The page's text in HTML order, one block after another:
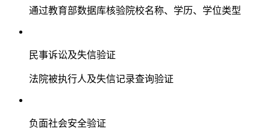
通过教育部数据库核验院校名称、学历、学位类型
民事诉讼及失信验证
法院被执行人及失信记录查询验证
负面社会安全验证